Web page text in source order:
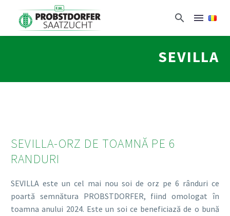
SEVILLA
SEVILLA-ORZ DE TOAMNĂ PE 6
RANDURI
SEVILLA este un cel mai nou soi de orz pe 6 rânduri ce
poartă semnătura PROBSTDORFER, fiind omologat în
toamna anului 2024. Este un soi ce beneficiază de o bună